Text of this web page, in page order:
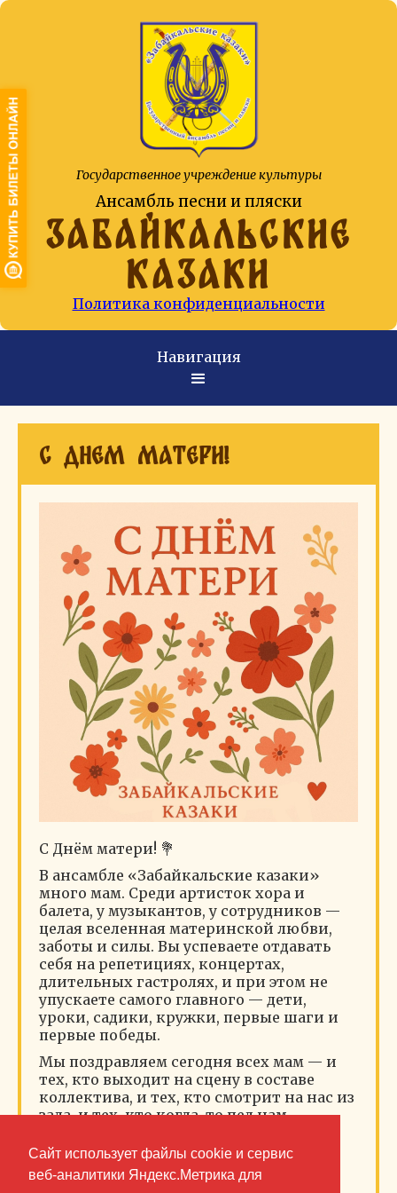
Сайт использует файлы cookie и сервис
веб-аналитики Яндекс.Метрика для
Государственное учреждение культуры
Ансамбль песни и пляски
ЗАБАЙКАЛЬСКИЕ
КАЗАКИ
Политика конфиденциальности
Навигация
С днем Матери!
С Днём матери! 💐
В ансамбле «Забайкальские казаки»
много мам. Среди артисток хора и
балета, у музыкантов, у сотрудников —
целая вселенная материнской любви,
заботы и силы. Вы успеваете отдавать
себя на репетициях, концертах,
длительных гастролях, и при этом не
упускаете самого главного — дети,
уроки, садики, кружки, первые шаги и
первые победы.
Мы поздравляем сегодня всех мам — и
тех, кто выходит на сцену в составе
коллектива, и тех, кто смотрит на нас из
зала, и тех, кто когда-то пел нам
наша любовь к музыке и дому.
Пусть дети растут здоровыми и